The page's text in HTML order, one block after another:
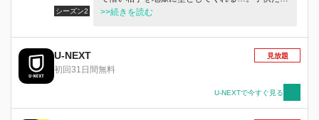
シーズン2
の間で広がった都市伝説のような噂だったが実は
普段は目立たない少女が怨みの感情に共鳴した
時、彼女は地獄少女に変身する！…だがそこには
伝説には語られていない、少女との契約があっ
りにあなたの魂も死後地獄に行く事になるわ、そ
れでもいいの？」
>>続きを読む
U-NEXT
初回31日間無料
見放題
U-NEXTで今すぐ見る